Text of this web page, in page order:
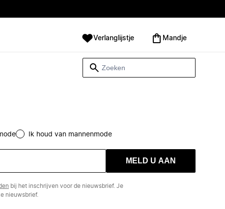
Verlanglijstje Mandje
Ik houd van mannenmode
MELD U AAN
bij het inschrijven voor de nieuwsbrief. Je
nieuwsbrief.